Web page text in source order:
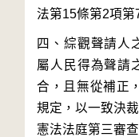
四、綜觀聲請人
屬人民得為聲請
合，且無從補正
規定，以一致決
憲法法庭第三審